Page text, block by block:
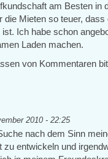
am Besten in
die Mieten so teuer,
Ich habe schon
Laden machen.
von Kommentaren
2010 - 22:25
nach dem Sinn
entwickeln und